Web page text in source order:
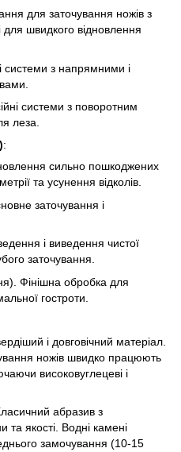
для заточування ножів з
для швидкого відновлення
системи з напрямними і
системи з поворотним
леза.
:
сильно пошкоджених
та усунення відколів.
заточування і
і виведення чистої
заточування.
Фінішна обробка для
гостроти.
і довговічний матеріал.
ножів швидко працюють
високовуглецеві і
абразив з
якості. Водні камені
замочування (10-15